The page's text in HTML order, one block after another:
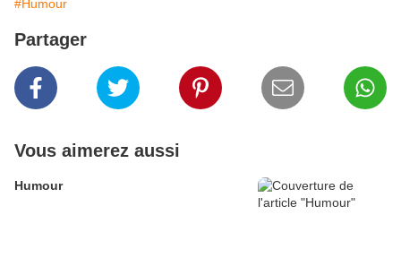
#Humour
Partager
Vous aimerez aussi
Humour